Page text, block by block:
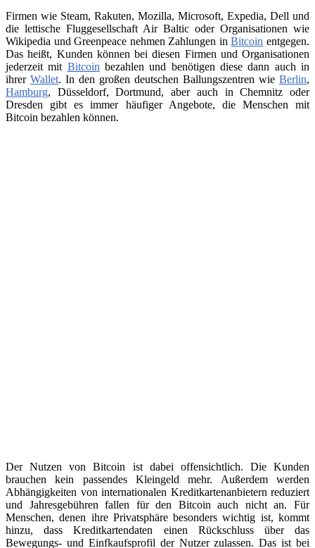
Firmen wie Steam, Rakuten, Mozilla, Microsoft, Expedia, Dell und
die lettische Fluggesellschaft Air Baltic oder Organisationen wie
Wikipedia und Greenpeace nehmen Zahlungen inBitcoin entgegen.
Das heißt, Kunden können bei diesen Firmen und Organisationen
jederzeit mit Bitcoin bezahlen und benötigen diese dann auch in
ihrer Wallet. In den großen deutschen Ballungszentren wie Berlin,
Hamburg, Düsseldorf, Dortmund, aber auch in Chemnitz oder
Dresden gibt es immer häufiger Angebote, die Menschen mit
Bitcoin bezahlen können.
Der Nutzen von Bitcoin ist dabei offensichtlich. Die Kunden
brauchen kein passendes Kleingeld mehr. Außerdem werden
Abhängigkeiten von internationalen Kreditkartenanbietern reduziert
und Jahresgebühren fallen für den Bitcoin auch nicht an. Für
Menschen, denen ihre Privatsphäre besonders wichtig ist, kommt
hinzu, dass Kreditkartendaten einen Rückschluss über das
Bewegungs- und Einfkaufsprofil der Nutzer zulassen. Das ist bei